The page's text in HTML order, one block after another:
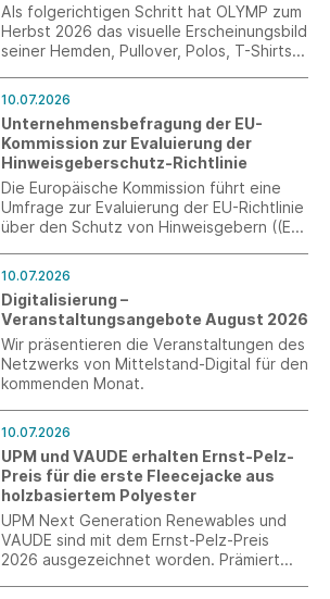
Als folgerichtigen Schritt hat OLYMP zum
Herbst 2026 das visuelle Erscheinungsbild
seiner Hemden, Pullover, Polos, T-Shirts
gesamte Sortiment hinweg einen
einheitlichen Markenauftritt und sorgt für
mehr Orientierung, Wiedererkennung und
Wertigkeit auf der Verkaufsfläche.
10.07.2026
Unternehmensbefragung der EU-
Kommission zur Evaluierung der
Hinweisgeberschutz-Richtlinie
Die Europäische Kommission führt eine
Umfrage zur Evaluierung der EU-Richtlinie
über den Schutz von Hinweisgebern ((EU)
Unternehmen mit internen
Meldesystemen. Die Teilnahme ist bis zum
31. Juli 2026 möglich.
10.07.2026
Digitalisierung –
Veranstaltungsangebote August 2026
Wir präsentieren die Veranstaltungen des
Netzwerks von Mittelstand-Digital für den
kommenden Monat.
10.07.2026
UPM und VAUDE erhalten Ernst-Pelz-
Preis für die erste Fleecejacke aus
holzbasiertem Polyester
UPM Next Generation Renewables und
VAUDE sind mit dem Ernst-Pelz-Preis
2026 ausgezeichnet worden. Prämiert